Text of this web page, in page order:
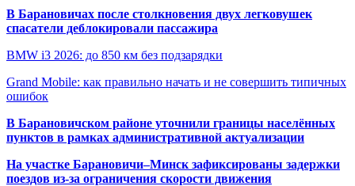
В Барановичах после столкновения двух легковушек
спасатели деблокировали пассажира
BMW i3 2026: до 850 км без подзарядки
Grand Mobile: как правильно начать и не совершить типичных
ошибок
В Барановичском районе уточнили границы населённых
пунктов в рамках административной актуализации
На участке Барановичи–Минск зафиксированы задержки
поездов из-за ограничения скорости движения